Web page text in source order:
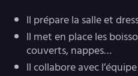
Il prépare la salle et
Il met en place les
couverts, nappes…
Il collabore avec